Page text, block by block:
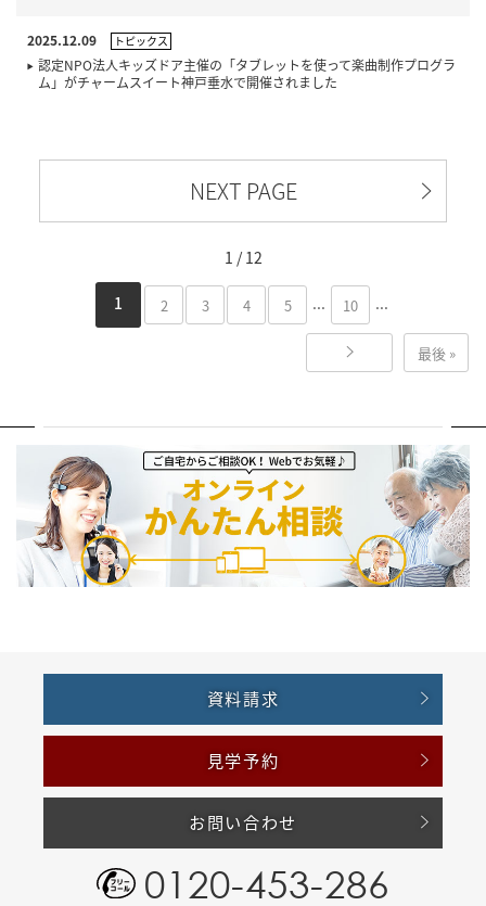
2025.12.09 トピックス
認定NPO法人キッズドア主催の「タブレットを使って楽曲制作プログラ
ム」がチャームスイート神戸垂水で開催されました
NEXT PAGE
1 / 12
1 2 3 4 5 ... 10 ...
最後 »
資料請求
見学予約
お問い合わせ
0120-453-286